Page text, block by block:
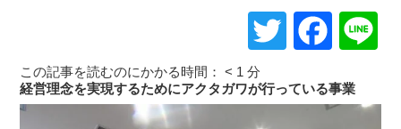
Tw
itte
r
Fa
ce
bo
ok
この記事を読むのにかかる時間： < 1 分
経営理念を実現するためにアクタガワが行っている事業